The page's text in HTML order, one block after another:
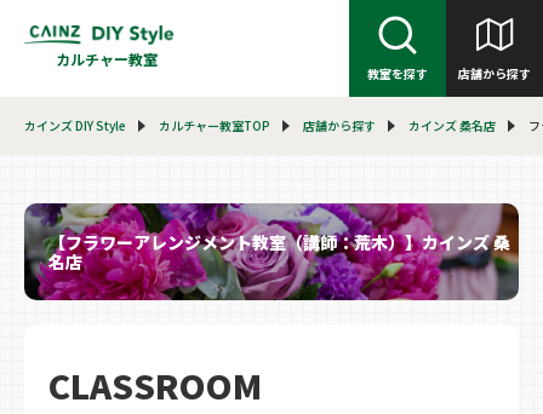
カルチャー教室
教室を探す 店舗から探す
カインズ DIY Style カルチャー教室TOP 店舗から探す カインズ 桑名店
【フラワーアレンジメント教室（講師：荒木）】カインズ 桑
名店
CLASSROOM